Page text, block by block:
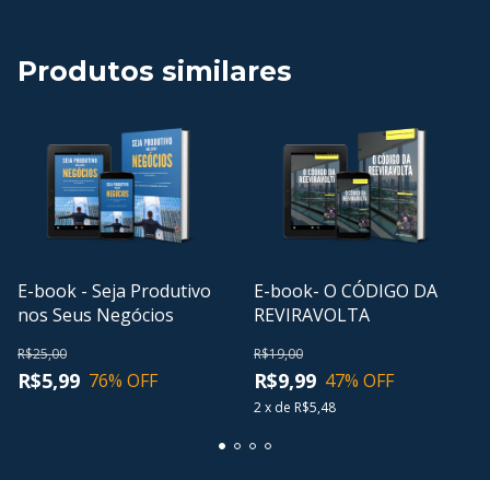
Produtos similares
E-book - Seja Produtivo
nos Seus Negócios
R$5,99
R$25,00
76% OFF
E-book- O CÓDIGO DA
REVIRAVOLTA
R$9,99
R$19,00
47% OFF
2x de R$5,48